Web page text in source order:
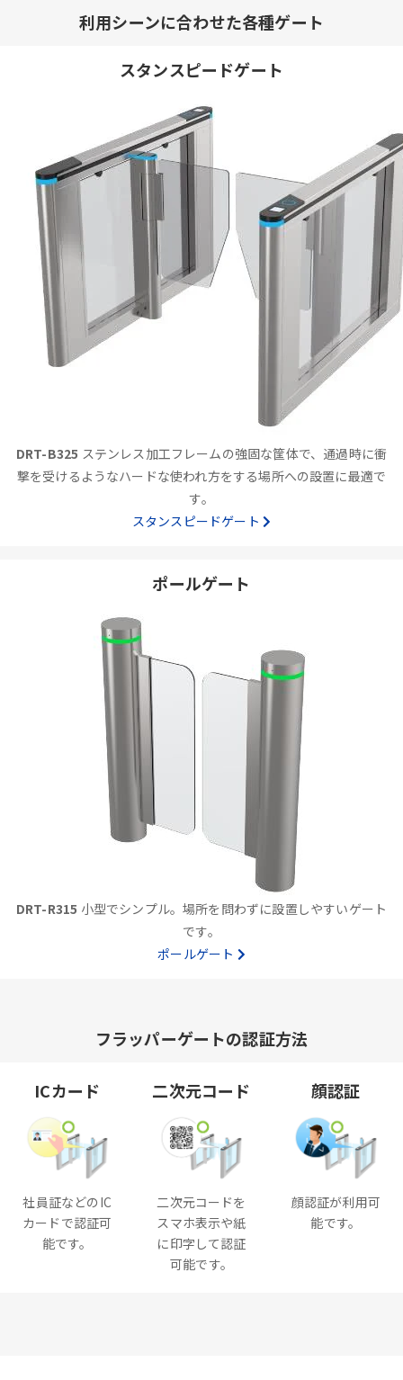
利用シーンに合わせた各種ゲート
スタンスピードゲート
DRT-B325 ステンレス加工フレームの強固な筐体で、通過時に衝
撃を受けるようなハードな使われ方をする場所への設置に最適で
す。
スタンスピードゲート
ポールゲート
DRT-R315 小型でシンプル。場所を問わずに設置しやすいゲート
です。
ポールゲート
フラッパーゲートの認証方法
ICカード
社員証などのIC
カードで認証可
能です。
二次元コード
二次元コードを
スマホ表示や紙
に印字して認証
可能です。
顔認証
顔認証が利用可
能です。